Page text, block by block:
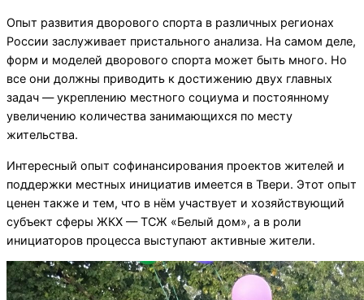
Опыт развития дворового спорта в различных регионах
России заслуживает пристального анализа. На самом деле,
форм и моделей дворового спорта может быть много. Но
все они должны приводить к достижению двух главных
задач — укреплению местного социума и постоянному
увеличению количества занимающихся по месту
жительства.
Интересный опыт софинансирования проектов жителей и
поддержки местных инициатив имеется в Твери. Этот опыт
ценен также и тем, что в нём участвует и хозяйствующий
субъект сферы ЖКХ — ТСЖ «Белый дом», а в роли
инициаторов процесса выступают активные жители.